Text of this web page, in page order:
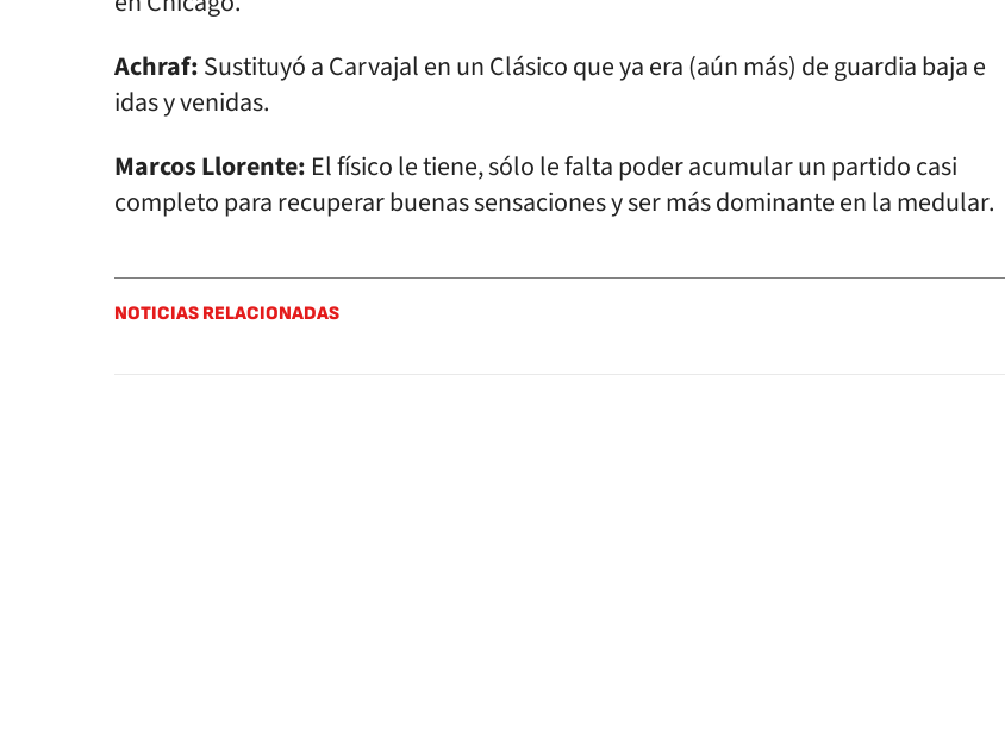
Achraf:Sustituyó a Carvajal en un Clásico que ya era (aún más) de guardia baja e
idas y venidas.
Marcos Llorente: El físico le tiene, sólo le falta poder acumular un partido casi
completo para recuperar buenas sensaciones y ser más dominante en la medular.
NOTICIAS RELACIONADAS